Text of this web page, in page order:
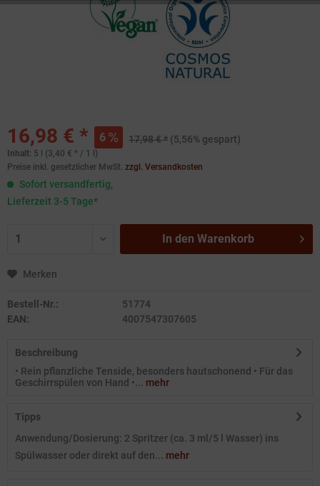
16,98 € * 6 17,98 € * (5,56% gespart)
Inhalt: 5 l (3,40 € * / 1 l)
Preise inkl. gesetzlicher MwSt. zzgl. Versandkosten
Sofort versandfertig,
Lieferzeit 3-5 Tage*
In den Warenkorb
Merken
Bestell-Nr.:
51774
EAN:
4007547307605
Beschreibung
• Rein pflanzliche Tenside, besonders hautschonend • Für das
Geschirrspülen von Hand •... mehr
Tipps
Anwendung/Dosierung: 2 Spritzer (ca. 3 ml/5 l Wasser) ins
Spülwasser oder direkt auf den... mehr